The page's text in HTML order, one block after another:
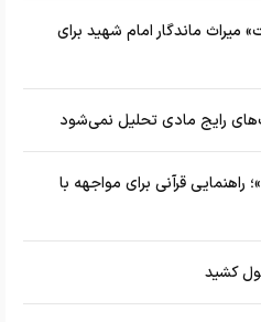
ماندگار امام شهید برای
رایج مادی تحلیل نمی‌شود
قرآنی برای مواجهه با